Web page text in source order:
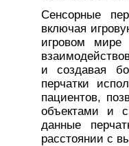
Сенсорные
включая
игровом мире
и создавая
перчатки
пациентов,
объектами и
данные
расстоянии с